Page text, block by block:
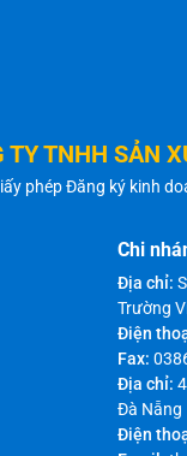
TY TNHH SẢN
phép Đăng ký kinh
Chi
Địa chỉ:
Trường
Điện
Fax:
Địa chỉ:
Đà Nẵng
Điện